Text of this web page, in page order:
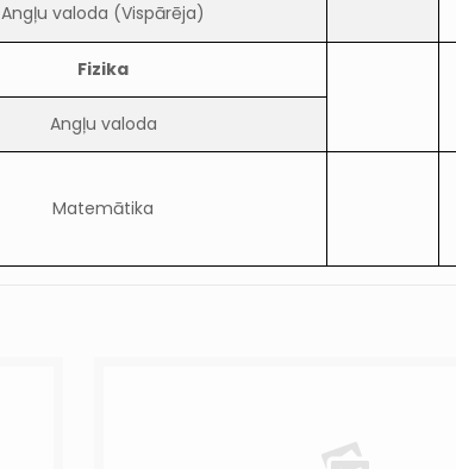
Angļu valoda (Vispārēja)
Fizika
Angļu valoda
Matemātika